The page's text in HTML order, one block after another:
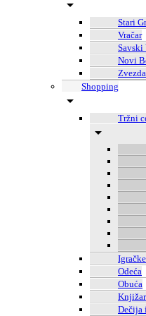
Stari
Vračar
Savski
Novi
Shopping
Tržni
Igračke
Odeća
Obuća
Dečija